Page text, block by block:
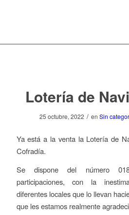
Lotería de
25 octubre, 2022 / en Sin
Ya está a la venta la Lotería de
Cofradía.
Se dispone del número
participaciones, con la
diferentes locales que lo llevan
que les estamos realmente